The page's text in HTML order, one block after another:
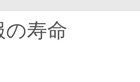
の寿命